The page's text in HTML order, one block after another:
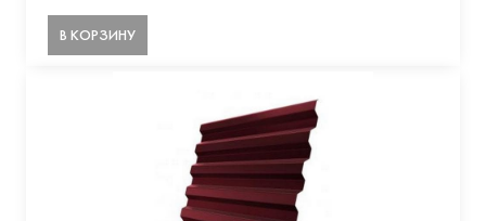
В КОРЗИНУ